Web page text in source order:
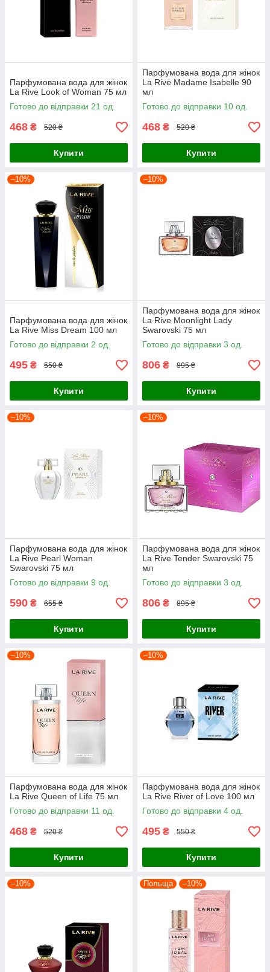
Парфумована вода для жінок
La Rive Look of Woman 75 мл
Готово до відправки 21 од.
468 ₴ 520 ₴
Купити
Парфумована вода для жінок
La Rive Madame Isabelle 90
мл
Готово до відправки 10 од.
468 ₴ 520 ₴
Купити
–10%
Парфумована вода для жінок
La Rive Miss Dream 100 мл
Готово до відправки 2 од.
495 ₴ 550 ₴
Купити
–10%
Парфумована вода для жінок
La Rive Moonlight Lady
Swarovski 75 мл
Готово до відправки 3 од.
806 ₴ 895 ₴
Купити
–10%
Парфумована вода для жінок
La Rive Pearl Woman
Swarovski 75 мл
Готово до відправки 9 од.
590 ₴ 655 ₴
Купити
–10%
Парфумована вода для жінок
La Rive Tender Swarovski 75
мл
Готово до відправки 3 од.
806 ₴ 895 ₴
Купити
–10%
Парфумована вода для жінок
La Rive Queen of Life 75 мл
Готово до відправки 11 од.
468 ₴ 520 ₴
Купити
–10%
Парфумована вода для жінок
La Rive River of Love 100 мл
Готово до відправки 4 од.
495 ₴ 550 ₴
Купити
–10% Польща –10%